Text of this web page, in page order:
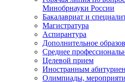
Минобрнауки России
Бакалавриат и
Магистратура
Аспирантура
Дополнительное
Среднее
Целевой прием
Иностранным
Олимпиады,